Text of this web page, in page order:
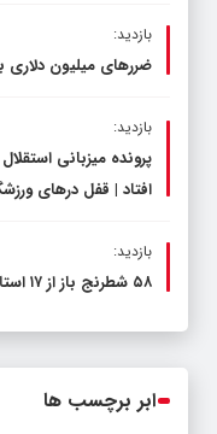
بازدید:
ضررهای میلیون
بازدید:
پرونده میزبانی
افتاد | قفل در‌های
بازدید:
۵۸ شطرنج‌ باز از ۱۷ استان در حال رقابت در گلمکان
ابر برچسب ها